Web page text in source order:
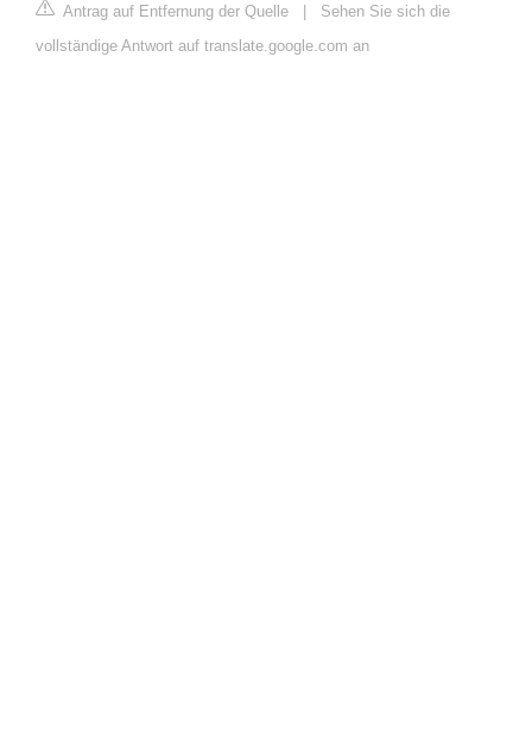
Antrag auf Entfernung der Quelle | Sehen Sie sich die
vollständige Antwort auf translate.google.com an